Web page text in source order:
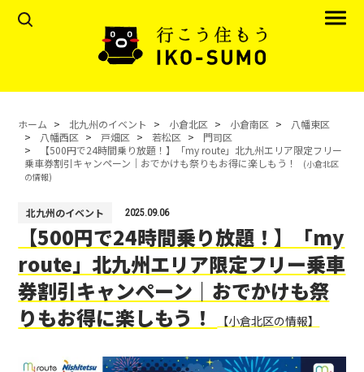
ホーム 北九州のイベント 小倉北区 小倉南区
八幡東区
八幡西区
戸畑区 若松区
門司区
【500円で24時間乗り放題！】「my route」北九州エリア限定フリー
乗車券割引キャンペーン｜おでかけも祭りもお得に楽しもう！
(小倉北区
の情報)
北九州のイベント 2025.09.06
【500円で24時間乗り放題！】「my
route」北九州エリア限定フリー乗車
券割引キャンペーン｜おでかけも祭
りもお得に楽しもう！
【小倉北区の情報】